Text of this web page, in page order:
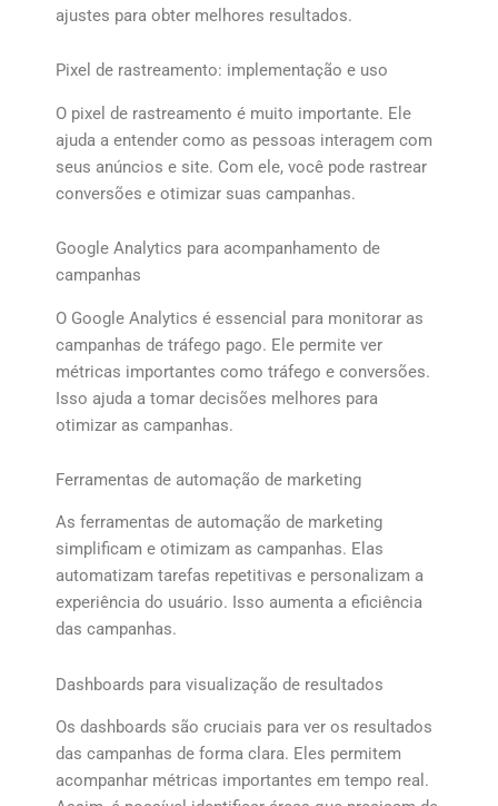
ajustes para obter melhores resultados.
Pixel de rastreamento: implementação e uso
O pixel de rastreamento é muito importante. Ele
ajuda a entender como as pessoas interagem com
seus anúncios e site. Com ele, você pode rastrear
conversões e otimizar suas campanhas.
Google Analytics para acompanhamento de
campanhas
O Google Analytics é essencial para monitorar as
campanhas de tráfego pago. Ele permite ver
métricas importantes como tráfego e conversões.
Isso ajuda a tomar decisões melhores para
otimizar as campanhas.
Ferramentas de automação de marketing
As ferramentas de automação de marketing
simplificam e otimizam as campanhas. Elas
automatizam tarefas repetitivas e personalizam a
experiência do usuário. Isso aumenta a eficiência
das campanhas.
Dashboards para visualização de resultados
Os dashboards são cruciais para ver os resultados
das campanhas de forma clara. Eles permitem
acompanhar métricas importantes em tempo real.